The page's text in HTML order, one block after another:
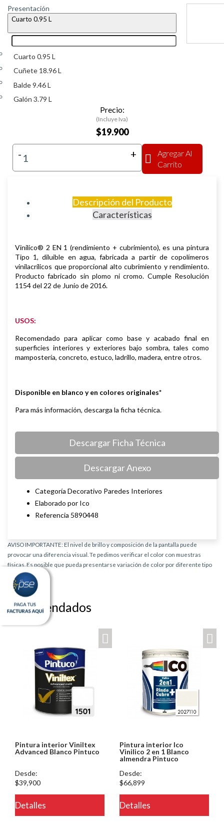
Presentación
Cuarto 0.95 L
Cuarto 0.95 L
Cuñete 18.96 L
Balde 9.46 L
Galón 3.79 L
Precio:
(Incluye Iva)
$19.900
- +
Agregar Al
Carrito
Descripción del Producto
Características
Vinilico® 2 EN 1 (rendimiento + cubrimiento), es una pintura
Tipo 1, diluible en agua, fabricada a partir de copolímeros
vinilacrílicos que proporcional alto cubrimiento y rendimiento.
Producto fabricado sin plomo ni cromo. Cumple Resolución
1154 del 22 de Junio de 2016.
USOS:
Recomendado para aplicar como base y acabado final en
superficies interiores y exteriores bajo sombra, tales como
mampostería, concreto, estuco, ladrillo, madera, entre otros.
Disponible en blanco y en colores originales*
Para más información, descarga la ficha técnica.
Descargar Ficha Técnica
Descargar Anexo
Categoría Decorativo Paredes Interiores
Elaborado por Ico
Referencia 5890448
AVISO IMPORTANTE: El nivel de brillo y composición de la pantalla puede
provocar una diferencia visual. Te pedimos verificar el color con muestras
físicas. Es posible que pueda presentarse variación de color por diferente tipo
de producto.
Recomendados
Pintura interior Viniltex
Advanced Blanco Pintuco
Desde:
$39,900
Detalles
Pintura interior Ico
Vinilico 2 en 1 Blanco
almendra Pintuco
Desde:
$66,899
Detalles